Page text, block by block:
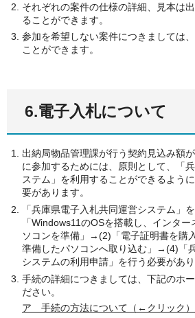
それぞれの案件の仕様の詳細、見本は
ることができます。
参加を希望しない案件につきましては
ことができます。
6.電子入札について
出納局物品管理課が行う契約見込み額
に参加するためには、原則として、「
ステム」を利用することができるよう
要があります。
「兵庫県電子入札共同運営システム」
「Windows11のOSを搭載し、インタ
ソコンを準備」→(2)「電子証明書を購
準備したパソコンへ取り込む」→(4)「
システムの利用申請」を行う必要があり
手続の詳細につきましては、下記のホ
ださい。
ア 手続の方法について（←クリック）